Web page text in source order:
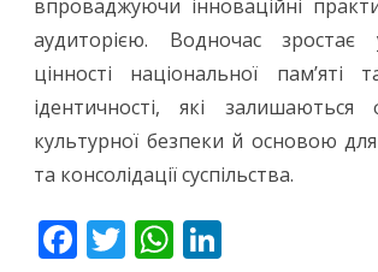
впроваджуючи інноваційні
аудиторією. Водночас зростає
цінності національної пам’яті
ідентичності, які залишаються
культурної безпеки й основою
та консолідації суспільства.
F T W